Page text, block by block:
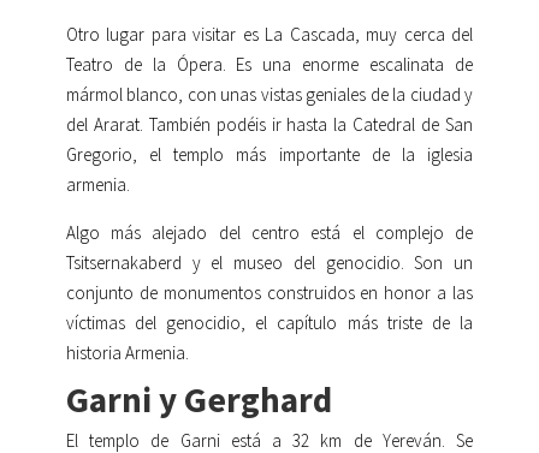
Otro lugar para visitar es La Cascada, muy cerca del
Teatro de la Ópera. Es una enorme escalinata de
mármol blanco, con unas vistas geniales de la ciudad y
del Ararat. También podéis ir hasta la Catedral de San
Gregorio, el templo más importante de la iglesia
armenia.
Algo más alejado del centro está el complejo de
Tsitsernakaberd y el museo del genocidio. Son un
conjunto de monumentos construidos en honor a las
víctimas del genocidio, el capítulo más triste de la
historia Armenia.
Garni y Gerghard
El templo de Garni está a 32 km de Yereván. Se